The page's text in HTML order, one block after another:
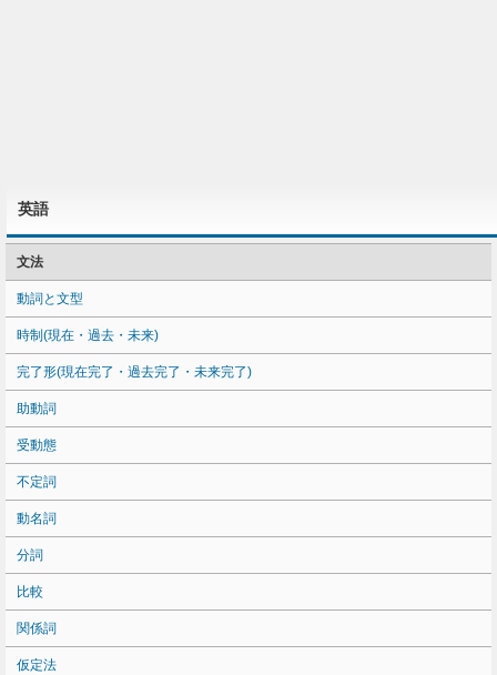
英語
文法
動詞と文型
時制(現在・過去・未来)
完了形(現在完了・過去完了・未来完了)
助動詞
受動態
不定詞
動名詞
分詞
比較
関係詞
仮定法